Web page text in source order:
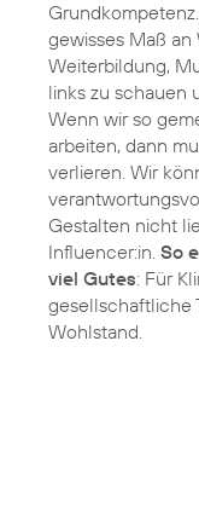
gewisses Maß
Weiterbildung,
links zu schauen
Wenn wir so
arbeiten, dann
verlieren. Wir
Gestalten nicht
Influencer:in. So
viel Gutes: Für
gesellschaftliche
Wohlstand.